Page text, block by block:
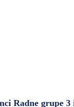
Radne grupe 3